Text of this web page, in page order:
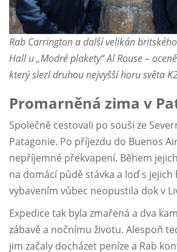
Rab Carrington a další velikán
Hall u „Modré plakety“ Al Rouse –
který slezl druhou nejvyšší horu světa
Promarněná zima v
Společně cestovali po souši ze
Patagonie. Po příjezdu do Buenos
nepříjemné překvapení. Během
na domácí půdě stávka a loď s jejich
vybavením vůbec neopustila dok v
Expedice tak byla zmařená a dva
zábavě a nočnímu životu. Alespoň
jim začaly docházet peníze a Rab